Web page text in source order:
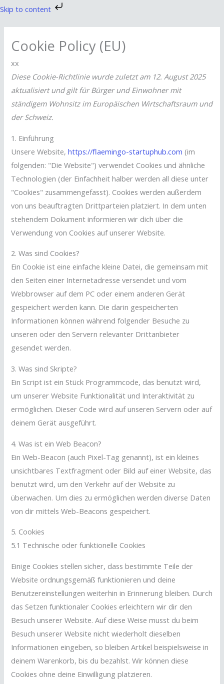
Skip to content
Zum
Cookie Policy (EU)
xx
Diese Cookie-Richtlinie wurde zuletzt am 12. August 2025
aktualisiert und gilt für Bürger und Einwohner mit
ständigem Wohnsitz im Europäischen Wirtschaftsraum und
der Schweiz.
1. Einführung
Unsere Website,https://flaemingo-startuphub.com (im
folgenden: "Die Website") verwendet Cookies und ähnliche
Technologien (der Einfachheit halber werden all diese unter
"Cookies" zusammengefasst). Cookies werden außerdem
von uns beauftragten Drittparteien platziert. In dem unten
stehendem Dokument informieren wir dich über die
Verwendung von Cookies auf unserer Website.
2. Was sind Cookies?
Ein Cookie ist eine einfache kleine Datei, die gemeinsam mit
den Seiten einer Internetadresse versendet und vom
Webbrowser auf dem PC oder einem anderen Gerät
gespeichert werden kann. Die darin gespeicherten
Informationen können während folgender Besuche zu
unseren oder den Servern relevanter Drittanbieter
gesendet werden.
3. Was sind Skripte?
Ein Script ist ein Stück Programmcode, das benutzt wird,
um unserer Website Funktionalität und Interaktivität zu
ermöglichen. Dieser Code wird auf unseren Servern oder auf
deinem Gerät ausgeführt.
4. Was ist ein Web Beacon?
Ein Web-Beacon (auch Pixel-Tag genannt), ist ein kleines
unsichtbares Textfragment oder Bild auf einer Website, das
benutzt wird, um den Verkehr auf der Website zu
überwachen. Um dies zu ermöglichen werden diverse Daten
von dir mittels Web-Beacons gespeichert.
5. Cookies
5.1 Technische oder funktionelle Cookies
Einige Cookies stellen sicher, dass bestimmte Teile der
Website ordnungsgemäß funktionieren und deine
Benutzereinstellungen weiterhin in Erinnerung bleiben. Durch
das Setzen funktionaler Cookies erleichtern wir dir den
Besuch unserer Website. Auf diese Weise musst du beim
Besuch unserer Website nicht wiederholt dieselben
Informationen eingeben, so bleiben Artikel beispielsweise in
deinem Warenkorb, bis du bezahlst. Wir können diese
Cookies ohne deine Einwilligung platzieren.
service
elementor
service
wordpress
service
google-
analytics
service
complianz
service
google-
fonts
service
linkedin
service
sonstiges